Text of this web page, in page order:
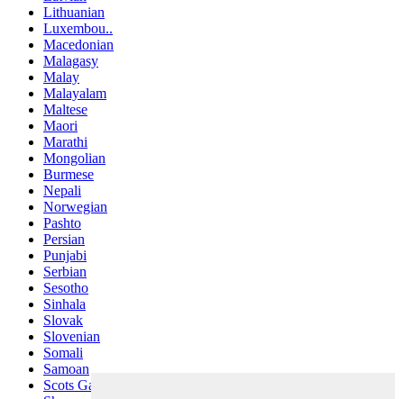
Lithuanian
Luxembou..
Macedonian
Malagasy
Malay
Malayalam
Maltese
Maori
Marathi
Mongolian
Burmese
Nepali
Norwegian
Pashto
Persian
Punjabi
Serbian
Sesotho
Sinhala
Slovak
Slovenian
Somali
Samoan
Scots Gaelic